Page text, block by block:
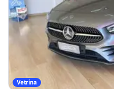
Vetrina